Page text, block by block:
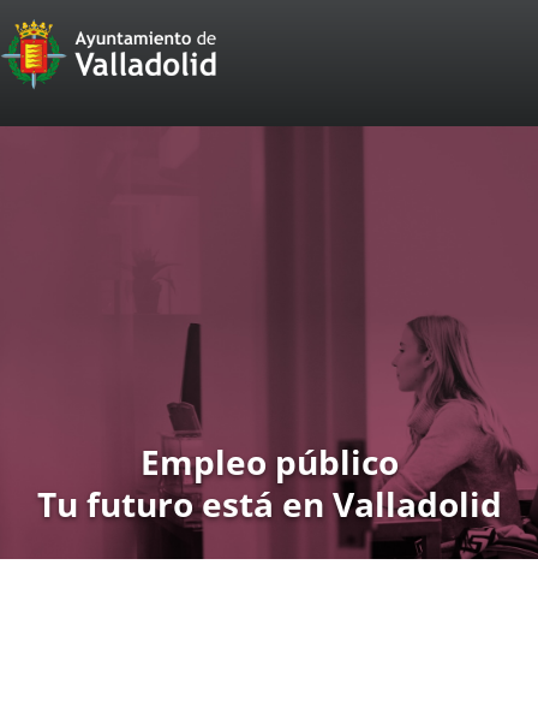
Portal
Web
del
Empleo público
Tu futuro está en Valladolid